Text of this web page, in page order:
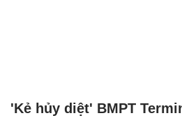
'Kẻ hủy diệt' BMPT